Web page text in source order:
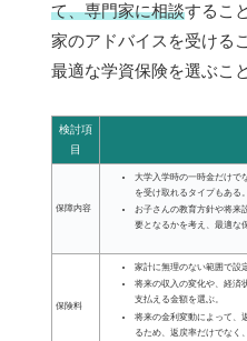
て、専門家に相談するこ
家のアドバイスを受ける
最適な学資保険を選ぶこ
検討項
目
保障内容
大学入学時の一時金だけで
を受け取れるタイプもある。
お子さんの教育方針や将来
要となるかを考え、最適な
保険料
家計に無理のない範囲で設
将来の収入の変化や、経済
支払える金額を選ぶ。
将来の金利変動によって、
るため、返戻率だけでなく